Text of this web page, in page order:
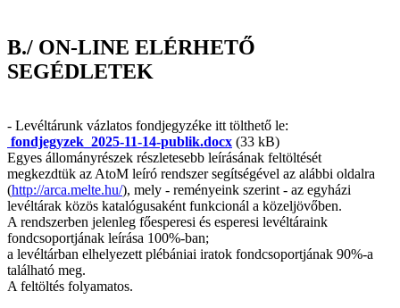
B./ ON-LINE ELÉRHETŐ
SEGÉDLETEK
- Levéltárunk vázlatos fondjegyzéke itt tölthető le:
fondjegyzek_2025-11-14-publik.docx (33 kB)
Egyes állományrészek részletesebb leírásának feltöltését
megkezdtük az AtoM leíró rendszer segítségével az alábbi oldalra
(http://arca.melte.hu/), mely - reményeink szerint - az egyházi
levéltárak közös katalógusaként funkcionál a közeljövőben.
A rendszerben jelenleg főesperesi és esperesi levéltáraink
fondcsoportjának leírása 100%-ban;
a levéltárban elhelyezett plébániai iratok fondcsoportjának 90%-a
található meg.
A feltöltés folyamatos.